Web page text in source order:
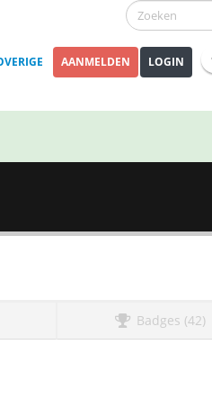
AANMELDEN LOGIN
Badges (42)